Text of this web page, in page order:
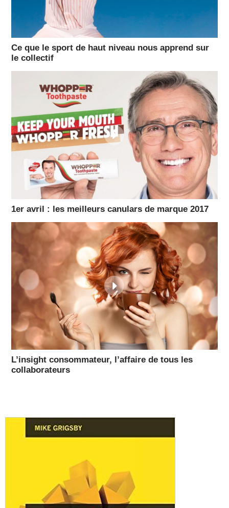
Ce que le sport de haut niveau nous apprend sur
le collectif
1er avril : les meilleurs canulars de marque 2017
L’insight consommateur, l’affaire de tous les
collaborateurs